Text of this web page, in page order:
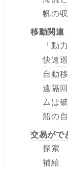
帆の
移動関連
「動
快速
自動
遠隔
ムは
船の
交易がで
探索
補給